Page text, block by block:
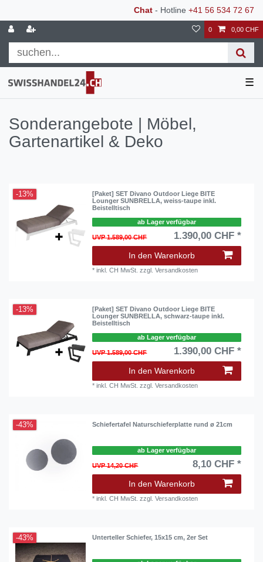
Chat - Hotline +41 56 534 72 67
0 0,00 CHF
☰
Sonderangebote | Möbel,
Gartenartikel & Deko
-13%
[Paket] SET Divano Outdoor Liege BITE
Lounger SUNBRELLA, weiss-taupe inkl.
Beistelltisch
ab Lager verfügbar
UVP 1.589,00 CHF 1.390,00 CHF *
In den Warenkorb
*inkl. CH MwSt. zzgl.Versandkosten
-13%
[Paket] SET Divano Outdoor Liege BITE
Lounger SUNBRELLA, schwarz-taupe inkl.
Beistelltisch
ab Lager verfügbar
UVP 1.589,00 CHF 1.390,00 CHF *
In den Warenkorb
*inkl. CH MwSt. zzgl.Versandkosten
-43% Schiefertafel Naturschieferplatte rund ø 21cm
ab Lager verfügbar
UVP 14,20 CHF 8,10 CHF *
In den Warenkorb
*inkl. CH MwSt. zzgl.Versandkosten
-43% Unterteller Schiefer, 15x15 cm, 2er Set